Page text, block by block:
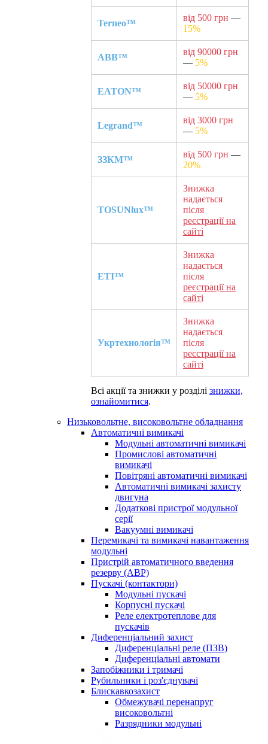
Terneo™
від 500 грн —
15%
ABB™
від 90000 грн
— 5%
EATON™
від 50000 грн
— 5%
Legrand™
від 3000 грн
— 5%
ЗЗКМ™
від 500 грн —
20%
TOSUNlux™
Знижка
надається
після
реєстрації на
сайті
ETI™
Знижка
надається
після
реєстрації на
сайті
Укртехнологія™
Знижка
надається
після
реєстрації на
сайті
Всі акції та знижки у розділі знижки,
ознайомитися.
Низьковольтне, високовольтне обладнання
Автоматичні вимикачі
Модульні автоматичні вимикачі
Промислові автоматичні
вимикачі
Повітряні автоматичні вимикачі
Автоматичні вимикачі захисту
двигуна
Додаткові пристрої модульної
серії
Вакуумні вимикачі
Перемикачі та вимикачі навантаження
модульні
Пристрій автоматичного введення
резерву (АВР)
Пускачі (контактори)
Модульні пускачі
Корпусні пускачі
Реле електротеплове для
пускачів
Диференціальний захист
Диференціальні реле (ПЗВ)
Диференціальні автомати
Запобіжники і тримачі
Рубильники і роз'єднувачі
Блискавкозахист
Обмежувачі перенапруг
високовольтні
Разрядники модульні